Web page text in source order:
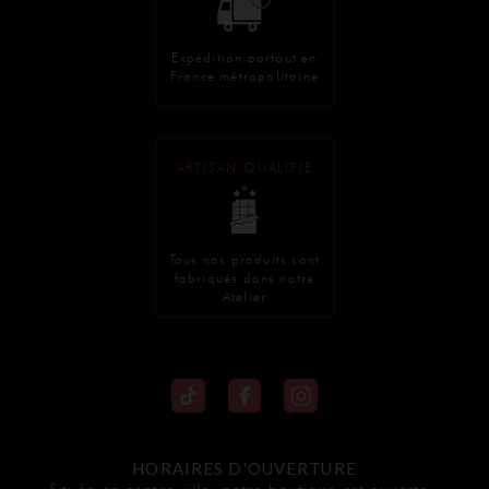
Expédition partout en
France métropolitaine
ARTISAN QUALIFIÉ
Tous nos produits sont
fabriqués dans notre
Atelier
HORAIRES D'OUVERTURE